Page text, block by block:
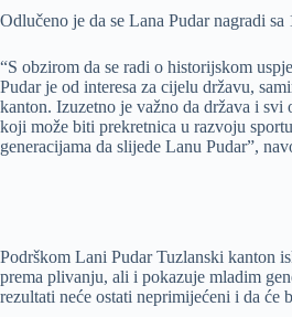
Odlučeno je da se Lana Pudar nagradi
“S obzirom da se radi o historijskom
Pudar je od interesa za cijelu državu,
kanton. Izuzetno je važno da država i svi
koji može biti prekretnica u razvoju
generacijama da slijede Lanu Pudar”,
Podrškom Lani Pudar Tuzlanski kanton
prema plivanju, ali i pokazuje mladim
rezultati neće ostati neprimijećeni i da će